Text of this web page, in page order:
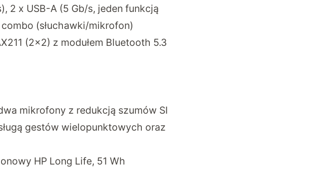
2 x USB-A (5 Gb/s, jeden funkcją
combo (słuchawki/mikrofon)
(2×2) z modułem Bluetooth 5.3
mikrofony z redukcją szumów SI
gestów wielopunktowych oraz
HP Long Life, 51 Wh